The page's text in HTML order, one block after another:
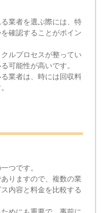
業者を選ぶ際には、特
確認することがポイン
ルプロセスが整ってい
可能性が高いです。
業者は、時には回収料
つです。
りますので、複数の業
内容と料金を比較する